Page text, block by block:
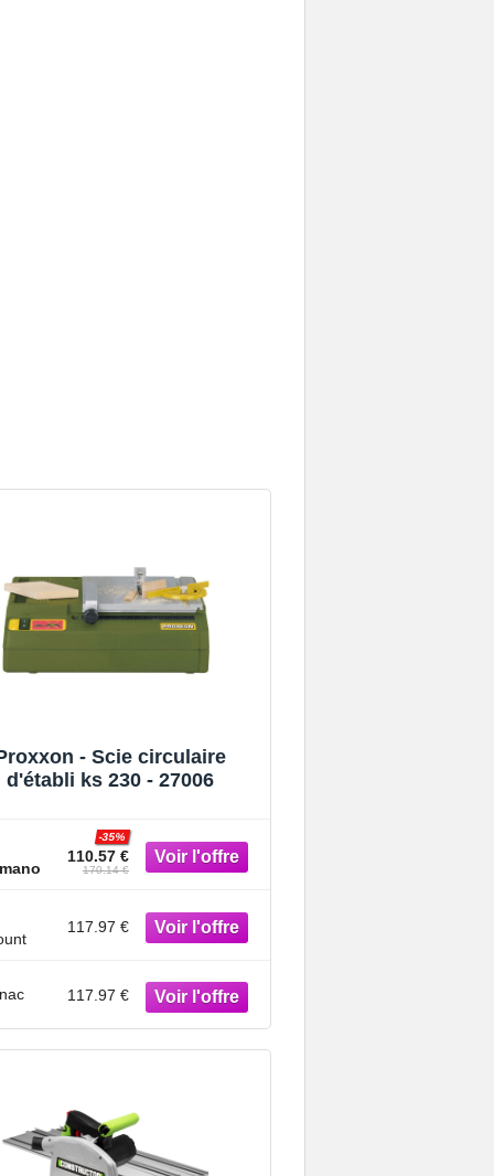
- Scie circulaire
d'établi ks 230 - 27006
110.57 €
-35%
170.14 €
117.97 €
117.97 €